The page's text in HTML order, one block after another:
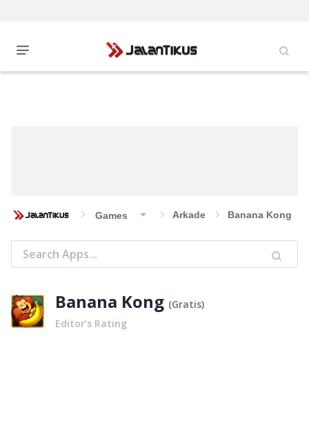
Games Arkade Banana Kong
Banana Kong (Gratis)
Editor’s Rating